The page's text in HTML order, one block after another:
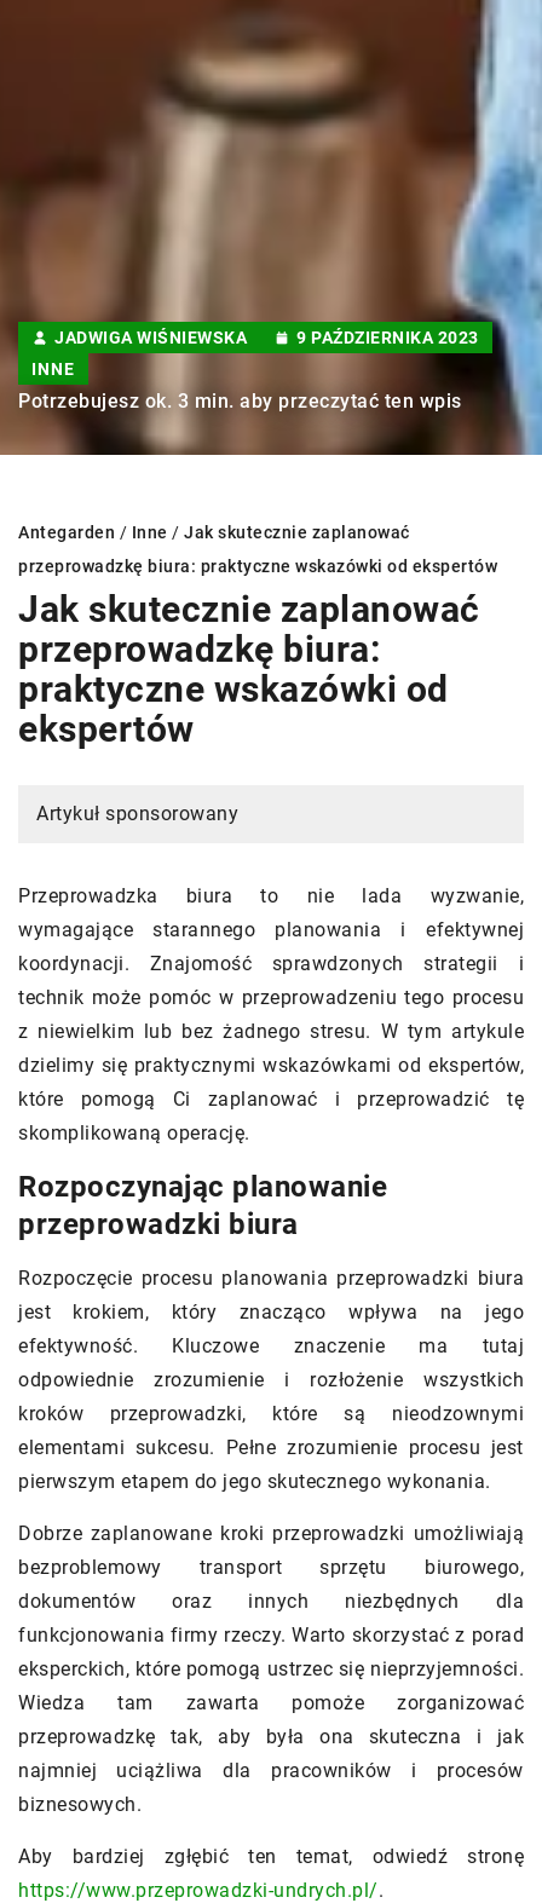
JADWIGA WIŚNIEWSKA
9 PAŹDZIERNIKA 2023
INNE
Potrzebujesz ok. 3 min. aby przeczytać ten wpis
Antegarden / Inne / Jak skutecznie zaplanować
przeprowadzkę biura: praktyczne wskazówki od ekspertów
Jak skutecznie zaplanować
przeprowadzkę biura:
praktyczne wskazówki od
ekspertów
Artykuł sponsorowany
Przeprowadzka biura to nie lada wyzwanie,
wymagające starannego planowania i efektywnej
koordynacji. Znajomość sprawdzonych strategii i
technik może pomóc w przeprowadzeniu tego procesu
z niewielkim lub bez żadnego stresu. W tym artykule
dzielimy się praktycznymi wskazówkami od ekspertów,
które pomogą Ci zaplanować i przeprowadzić tę
skomplikowaną operację.
Rozpoczynając planowanie
przeprowadzki biura
Rozpoczęcie procesu planowania przeprowadzki biura
jest krokiem, który znacząco wpływa na jego
efektywność. Kluczowe znaczenie ma tutaj
odpowiednie zrozumienie i rozłożenie wszystkich
kroków przeprowadzki, które są nieodzownymi
elementami sukcesu. Pełne zrozumienie procesu jest
pierwszym etapem do jego skutecznego wykonania.
Dobrze zaplanowane kroki przeprowadzki umożliwiają
bezproblemowy transport sprzętu biurowego,
dokumentów oraz innych niezbędnych dla
funkcjonowania firmy rzeczy. Warto skorzystać z porad
eksperckich, które pomogą ustrzec się nieprzyjemności.
Wiedza tam zawarta pomoże zorganizować
przeprowadzkę tak, aby była ona skuteczna i jak
najmniej uciążliwa dla pracowników i procesów
biznesowych.
Aby bardziej zgłębić ten temat, odwiedź stronę
https://www.przeprowadzki-undrych.pl/.